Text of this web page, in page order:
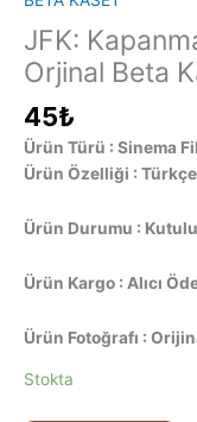
JFK:
Orjinal Beta
45₺
Ürün Türü : Sinema
Ürün Özelliği :
Ürün Durumu :
Ürün Kargo : Alıcı
Ürün Fotoğrafı :
Stokta